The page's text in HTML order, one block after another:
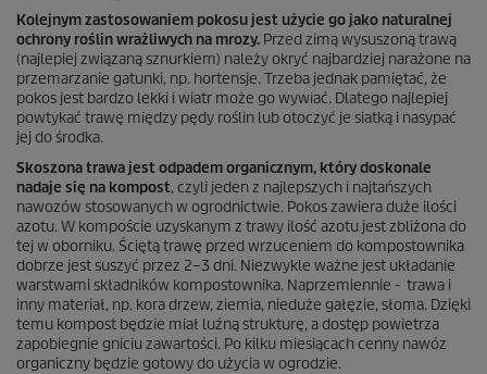
Kolejnym zastosowaniem pokosu jest użycie go jako naturalnej
ochrony roślin wrażliwych na mrozy. Przed zimą wysuszoną trawą
(najlepiej związaną sznurkiem) należy okryć najbardziej narażone na
przemarzanie gatunki, np. hortensje. Trzeba jednak pamiętać, że
pokos jest bardzo lekki i wiatr może go wywiać. Dlatego najlepiej
powtykać trawę między pędy roślin lub otoczyć je siatką i nasypać
jej do środka.
Skoszona trawa jest odpadem organicznym, który doskonale
nadaje się na kompost, czyli jeden z najlepszych i najtańszych
nawozów stosowanych w ogrodnictwie. Pokos zawiera duże ilości
azotu. W kompoście uzyskanym z trawy ilość azotu jest zbliżona do
tej w oborniku. Ściętą trawę przed wrzuceniem do kompostownika
dobrze jest suszyć przez 2–3 dni. Niezwykle ważne jest układanie
warstwami składników kompostownika. Naprzemiennie - trawa i
inny materiał, np. kora drzew, ziemia, nieduże gałęzie, słoma. Dzięki
temu kompost będzie miał luźną strukturę, a dostęp powietrza
zapobiegnie gniciu zawartości. Po kilku miesiącach cenny nawóz
organiczny będzie gotowy do użycia w ogrodzie.